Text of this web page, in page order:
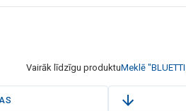
Vairāk līdzīgu produktuMeklē